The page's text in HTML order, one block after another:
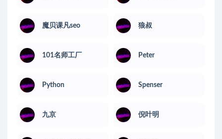
魔贝课凡seo 狼叔
101名师工厂 Peter
Python Spenser
九京 倪叶明